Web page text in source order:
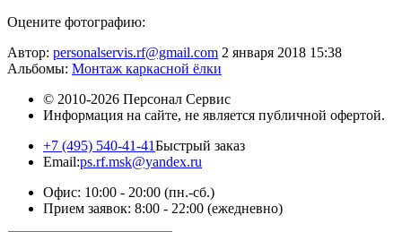
Оцените фотографию:
Автор: personalservis.rf@gmail.com 2 января 2018 15:38
Альбомы: Монтаж каркасной ёлки
© 2010-2026 Персонал Сервис
Информация на сайте, не является публичной офертой.
+7 (495) 540-41-41Быстрый заказ
Email:ps.rf.msk@yandex.ru
Офис: 10:00 - 20:00 (пн.-сб.)
Прием заявок: 8:00 - 22:00 (ежедневно)